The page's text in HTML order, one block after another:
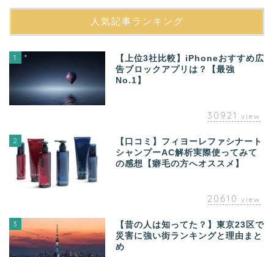
人気記事ランキング
1
【上位3社比較】iPhoneおすすめ広
告ブロックアプリは？【最強
No.1】
30921 view
2
【口コミ】フィヨーレファシナート
シャンプーAC解析実際使ってみて
の感想【癖毛の方へオススメ】
20610 view
3
【昔の人は知ってた？】東京23区で
災害に強い街ランキングと理由まと
め